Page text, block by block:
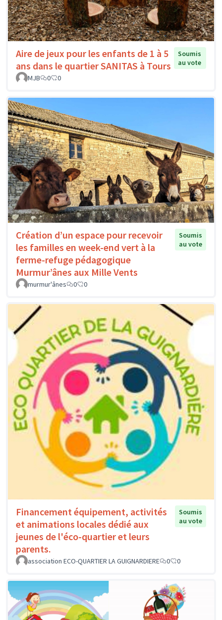
Aire de jeux pour les enfants de 1 à 5
ans dans le quartier SANITAS à Tours
Soumis
au vote
MJB
0 0
Création d’un espace pour recevoir
les familles en week-end vert à la
ferme-refuge pédagogique
Murmur’ânes aux Mille Vents
Soumis
au vote
murmur'ânes 0 0
Financement équipement, activités
et animations locales dédié aux
jeunes de l'éco-quartier et leurs
parents.
Soumis
au vote
association ECO-QUARTIER LA GUIGNARDIERE 0 0